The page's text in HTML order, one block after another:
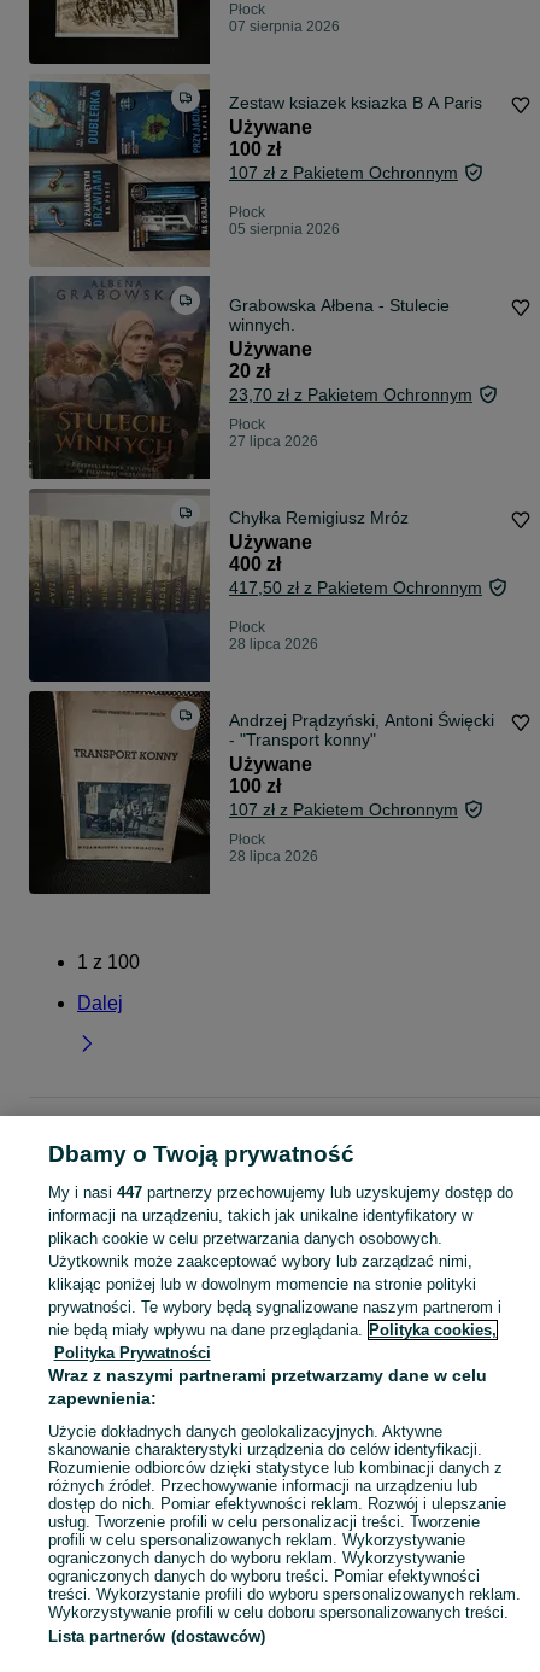
Płock
07 sierpnia 2026
Zestaw ksiazek ksiazka B A Paris
Używane
100 zł
107 zł z Pakietem Ochronnym
Płock
05 sierpnia 2026
Grabowska Ałbena - Stulecie
winnych.
Używane
20 zł
23,70 zł z Pakietem Ochronnym
Płock
27 lipca 2026
Chyłka Remigiusz Mróz
Używane
400 zł
417,50 zł z Pakietem Ochronnym
Płock
28 lipca 2026
Andrzej Prądzyński, Antoni Święcki
- "Transport konny"
Używane
100 zł
107 zł z Pakietem Ochronnym
Płock
28 lipca 2026
1 z 100
Dalej
Mazowieckie
Literatura - Płock
KATEGORIA
Zobacz
Mapa kategorii
Mapa miejscowości
Mapa ministron
Popularne wyszukiwania
Dbamy o Twoją prywatność
My i nasi 447partnerzy przechowujemy lub uzyskujemy dostęp do
informacji na urządzeniu, takich jak unikalne identyfikatory w
plikach cookie w celu przetwarzania danych osobowych.
Użytkownik może zaakceptować wybory lub zarządzać nimi,
klikając poniżej lub w dowolnym momencie na stronie polityki
prywatności. Te wybory będą sygnalizowane naszym partnerom i
nie będą miały wpływu na dane przeglądania. Polityka cookies,
Polityka Prywatności
Wraz z naszymi partnerami przetwarzamy dane w celu
zapewnienia:
Użycie dokładnych danych geolokalizacyjnych. Aktywne
skanowanie charakterystyki urządzenia do celów identyfikacji.
Rozumienie odbiorców dzięki statystyce lub kombinacji danych z
różnych źródeł. Przechowywanie informacji na urządzeniu lub
dostęp do nich. Pomiar efektywności reklam. Rozwój i ulepszanie
usług. Tworzenie profili w celu personalizacji treści. Tworzenie
profili w celu spersonalizowanych reklam. Wykorzystywanie
ograniczonych danych do wyboru reklam. Wykorzystywanie
ograniczonych danych do wyboru treści. Pomiar efektywności
treści. Wykorzystanie profili do wyboru spersonalizowanych reklam.
Wykorzystywanie profili w celu doboru spersonalizowanych treści.
Lista partnerów (dostawców)